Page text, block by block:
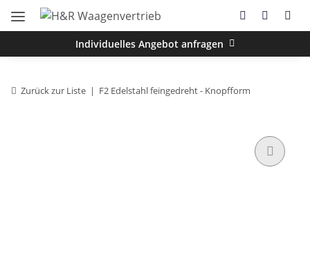
Individuelles Angebot anfragen
Zurück zur Liste F2 Edelstahl feingedreht - Knopfform